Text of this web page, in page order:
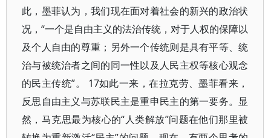
此，墨菲认为，我们现在面对着社会的新兴的政治状
况，“一个是自由主义的法治传统，对于人权的保障以
及个人自由的尊重；另外一个传统则是具有平等、统
治与被统治者之间的同一性以及人民主权等核心观念
的民主传统”。 17如此一来，在拉克劳、墨菲看来，
反思自由主义与苏联民主是重申民主的第一要务。显
然，马克思最为核心的“人类解放”问题在他们那里被